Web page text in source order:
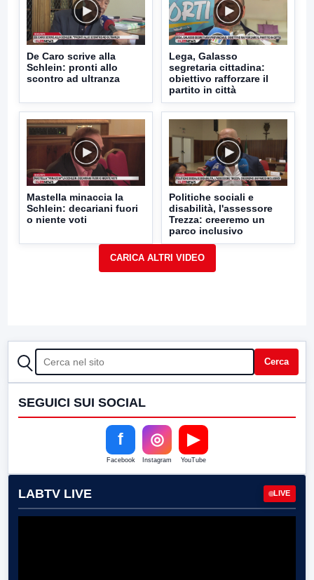
De Caro scrive alla
Schlein: pronti allo
scontro ad ultranza
Lega, Galasso
segretaria cittadina:
obiettivo rafforzare il
partito in città
Mastella minaccia la
Schlein: decariani fuori
o niente voti
Politiche sociali e
disabilità, l'assessore
Trezza: creeremo un
parco inclusivo
CERCA Cerca
SEGUICI SUI SOCIAL
f
Facebook
◎
Instagram
▶
YouTube
LABTV LIVE LIVE